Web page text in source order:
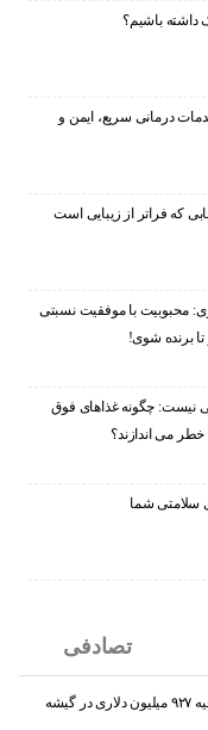
داشته باشیم؟
درمانی سریع، ایمن و
که فراتر از زیبایی است
محبوبیت با موفقیت نسبتی
تا برنده شوی!
نیست: چگونه غذاهای فوق
می اندازند؟
سلامتی شما
تصادفی
رکوردشکنی تاریخی «مرد عنکبوتی: روزی نو»؛ افتتاحیه ۹۲۷ میلیون دلاری در گیشه